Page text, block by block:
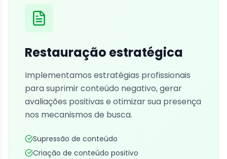
Restauração estratégica
Implementamos estratégias profissionais
para suprimir conteúdo negativo, gerar
avaliações positivas e otimizar sua presença
nos mecanismos de busca.
Supressão de conteúdo
Criação de conteúdo positivo